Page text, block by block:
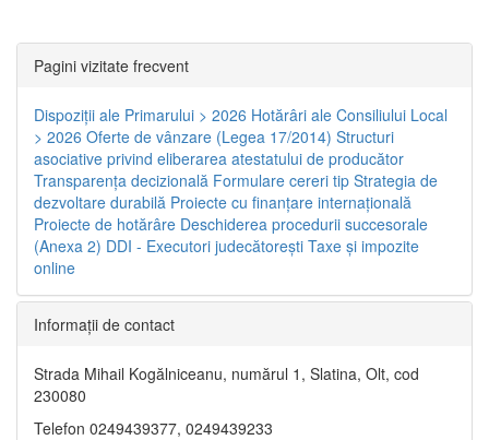
Pagini vizitate frecvent
Dispoziţii ale Primarului > 2026 Hotărâri ale Consiliului Local
> 2026 Oferte de vânzare (Legea 17/2014) Structuri
asociative privind eliberarea atestatului de producător
Transparenţa decizională Formulare cereri tip Strategia de
dezvoltare durabilă Proiecte cu finanţare internaţională
Proiecte de hotărâre Deschiderea procedurii succesorale
(Anexa 2) DDI - Executori judecătorești Taxe şi impozite
online
Informaţii de contact
Strada Mihail Kogălniceanu, numărul 1, Slatina, Olt, cod
230080
Telefon 0249439377, 0249439233